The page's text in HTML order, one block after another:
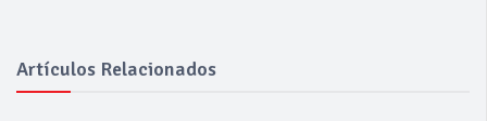
Artículos Relacionados